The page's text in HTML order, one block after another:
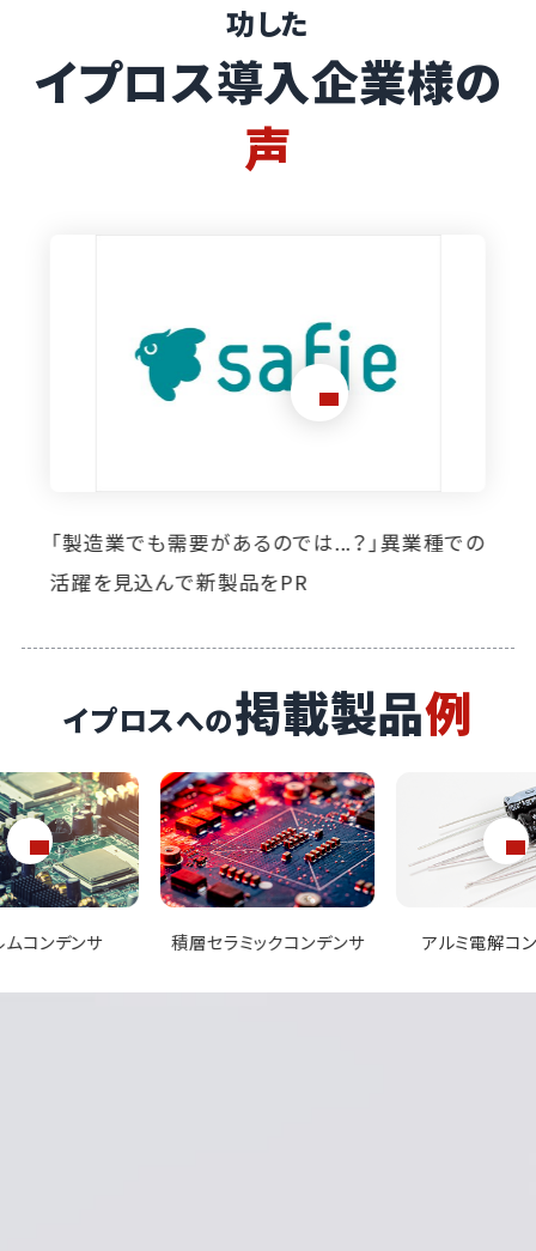
功した
イプロス導入企業様の
声
想定外のニーズ発掘に寄与。イプロス掲載によ
り自社製品の活躍の場が広がっています
イプロスへの掲載製品例
ックコンデンサ アルミ電解コンデンサ チップ抵